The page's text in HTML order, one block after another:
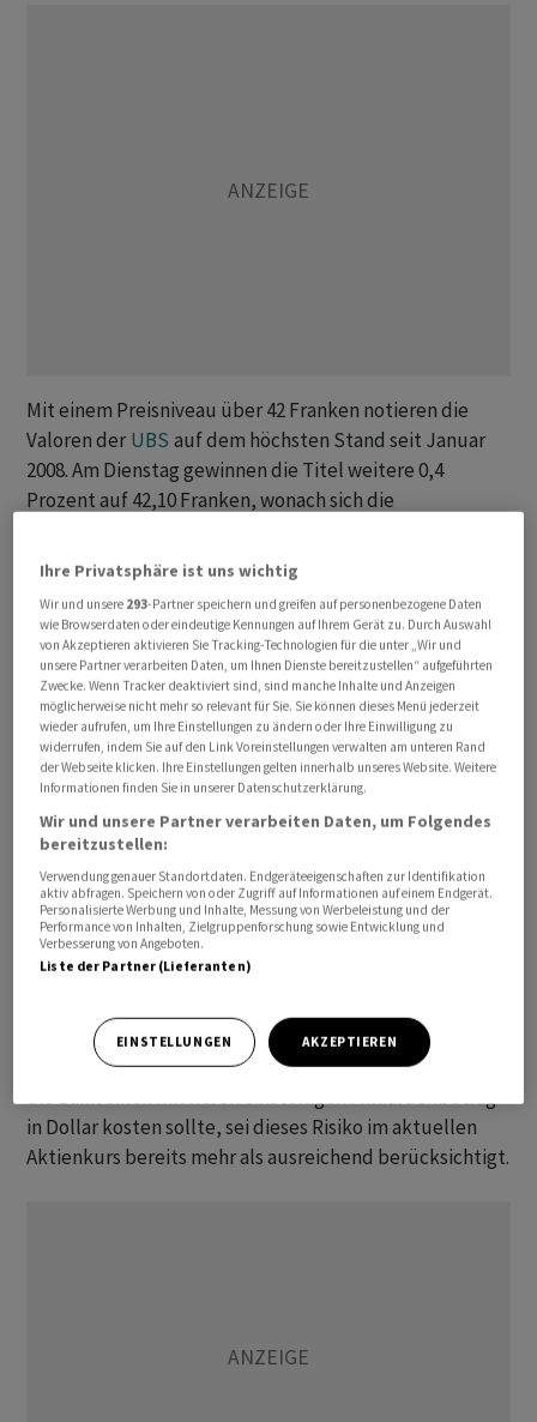
Mit einem Preisniveau über 42 Franken notieren die
Valoren der UBS auf dem höchsten Stand seit Januar
2008. Am Dienstag gewinnen die Titel weitere 0,4
Prozent auf 42,10 Franken, wonach sich die
Im Mai betrug diese noch minus 4,5 Prozent.
Der positive Trend ist auch den Analysten nicht
entgangen, die jüngst ihre Kursziele nach oben
angepasst haben. Neuerdings erachtet die Bank of
America 50 Franken als realistisch, während JP Morgan
mit 44 Franken rechnet. Die neue Schätzung von
Vontobel-Analyst Andreas Venditti liegt mit 38,50
Franken leicht unter dem Kurs.
Zehn Kaufempfehlungen übertrumpfen derzeit neun
Halten-Ratings und fünf Verkaufsempfehlungen. Die
höchste Schätzung vergibt nach wie vor der Jefferies-
Analyst mit 60 Franken. Seiner Einschätzung nach werde
dieUBS gemessen an den möglichen Szenarien für die
Tochtergesellschaften zu niedrig bewertet. Selbst wenn
die strengste Regulierungsvariante eintrete und dies
die Bank einen mittleren einstelligen Milliardenbetrag
in Dollar kosten sollte, sei dieses Risiko im aktuellen
Aktienkurs bereits mehr als ausreichend berücksichtigt.
Ihre Privatsphäre ist uns wichtig
Wir und unsere 293-Partner speichern und greifen auf personenbezogene Daten
wie Browserdaten oder eindeutige Kennungen auf Ihrem Gerät zu. Durch Auswahl
von Akzeptieren aktivieren Sie Tracking-Technologien für die unter „Wir und
unsere Partner verarbeiten Daten, um Ihnen Dienste bereitzustellen“ aufgeführten
Zwecke. Wenn Tracker deaktiviert sind, sind manche Inhalte und Anzeigen
möglicherweise nicht mehr so relevant für Sie. Sie können dieses Menü jederzeit
wieder aufrufen, um Ihre Einstellungen zu ändern oder Ihre Einwilligung zu
widerrufen, indem Sie auf den Link Voreinstellungen verwalten am unteren Rand
der Webseite klicken. Ihre Einstellungen gelten innerhalb unseres Website. Weitere
Informationen finden Sie in unserer Datenschutzerklärung.
Wir und unsere Partner verarbeiten Daten, um Folgendes
bereitzustellen:
Verwendung genauer Standortdaten. Endgeräteeigenschaften zur Identifikation
aktiv abfragen. Speichern von oder Zugriff auf Informationen auf einem Endgerät.
Personalisierte Werbung und Inhalte, Messung von Werbeleistung und der
Performance von Inhalten, Zielgruppenforschung sowie Entwicklung und
Verbesserung von Angeboten.
Liste der Partner (Lieferanten)
EINSTELLUNGEN AKZEPTIEREN